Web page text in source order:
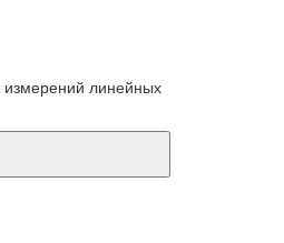
измерений линейных